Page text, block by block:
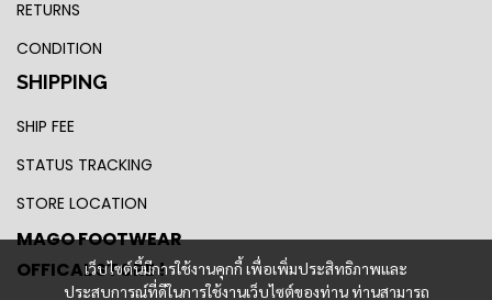
เว็บไซต์นี้มีการใช้งานคุกกี้ เพื่อเพิ่มประสิทธิภาพและ
ประสบการณ์ที่ดีในการใช้งานเว็บไซต์ของท่าน ท่านสามารถ
RETURNS
CONDITION
SHIPPING
SHIP FEE
STATUS TRACKING
STORE LOCATION
MAGO FOOTWEAR
OFFICAL STORE !